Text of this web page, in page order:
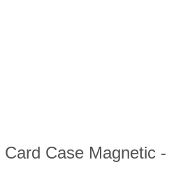
Case Magnetic -